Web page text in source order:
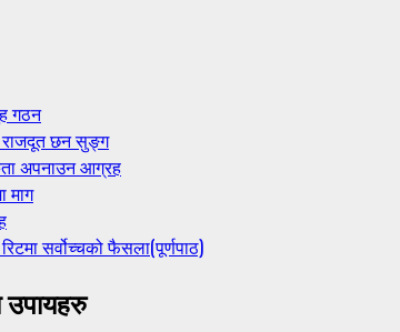
गठन
राजदूत छन सुङ्ग
अपनाउन आग्रह
माग
सर्वोच्चको फैसला(पूर्णपाठ)
उपायहरु